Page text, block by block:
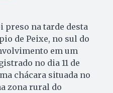
preso na tarde desta
de Peixe, no sul do
em um
no dia 11 de
chácara situada no
zona rural do